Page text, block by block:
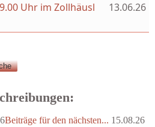
Uhr im Zollhäusl
13.06.26
Beiträge für den nächsten... 15.08.26